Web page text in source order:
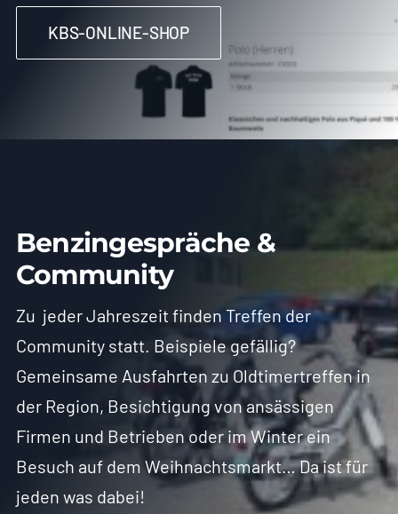
KBS-ONLINE-SHOP
Benzingespräche &
Community
Zu jeder Jahreszeit finden Treffen der
Community statt. Beispiele gefällig?
Gemeinsame Ausfahrten zu Oldtimertreffen in
der Region, Besichtigung von ansässigen
Firmen und Betrieben oder im Winter ein
Besuch auf dem Weihnachtsmarkt… Da ist für
jeden was dabei!